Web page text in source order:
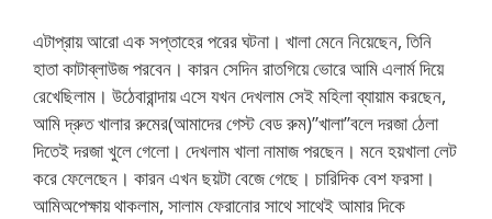
এটাপ্রায় আরো এক সপ্তাহের পরের ঘটনা। খালা মেনে নিয়েছেন, তিনি
হাতা কাটাব্লাউজ পরবেন। কারন সেদিন রাতগিয়ে ভোরে আমি এলার্ম দিয়ে
রেখেছিলাম। উঠেবারান্দায় এসে যখন দেখলাম সেই মহিলা ব্যায়াম করছেন,
আমি দ্রুত খালার রুমের(আমাদের গেস্ট বেড রুম)”খালা”বলে দরজা ঠেলা
দিতেই দরজা খুলে গেলো। দেখলাম খালা নামাজ পরছেন। মনে হয়খালা লেট
করে ফেলেছেন। কারন এখন ছয়টা বেজে গেছে। চারিদিক বেশ ফরসা।
আমিঅপেক্ষায় থাকলাম, সালাম ফেরানোর সাথে সাথেই আমার দিকে